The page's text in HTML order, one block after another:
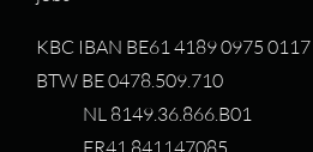
KBC IBAN BE61 4189 0975 0117
BTW BE 0478.509.710
NL 8149.36.866.B01
FR41 841147085